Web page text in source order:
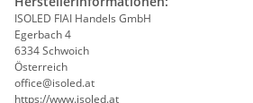
ISOLED FIAI Handels GmbH
Egerbach 4
6334 Schwoich
Österreich
office@isoled.at
https://www.isoled.at